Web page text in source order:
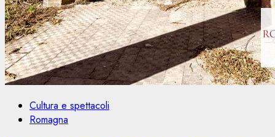
Cultura e spettacoli
Romagna